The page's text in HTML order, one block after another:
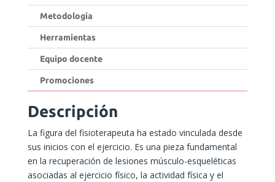
Metodología
Herramientas
Equipo docente
Promociones
Descripción
La figura del fisioterapeuta ha estado vinculada desde
sus inicios con el ejercicio. Es una pieza fundamental
en la recuperación de lesiones músculo-esqueléticas
asociadas al ejercicio físico, la actividad física y el